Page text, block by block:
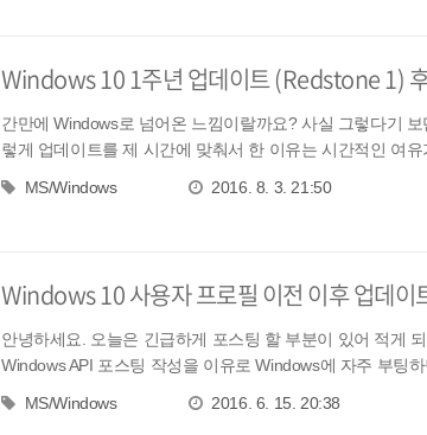
Windows 10 1주년 업데이트 (Redstone 1)
간만에 Windows로 넘어온 느낌이랄까요? 사실 그렇다기
렇게 업데이트를 제 시간에 맞춰서 한 이유는 시간적인 여
MS/Windows
2016. 8. 3. 21:50
Windows 10 사용자 프로필 이전 이후 업데
안녕하세요. 오늘은 긴급하게 포스팅 할 부분이 있어 적게
Windows API 포스팅 작성을 이유로 Windows에 자주 부팅
MS/Windows
2016. 6. 15. 20:38